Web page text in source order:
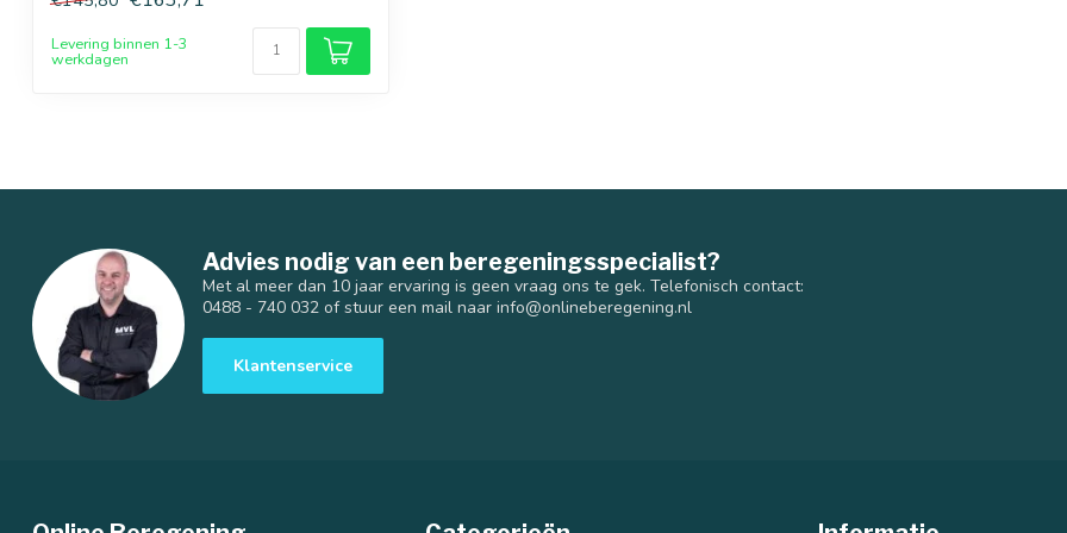
Levering binnen 1-3
werkdagen
Advies nodig van een beregeningsspecialist?
Met al meer dan 10 jaar ervaring is geen vraag ons te gek. Telefonisch contact:
0488 - 740 032 of stuur een mail naar info@onlineberegening.nl
Klantenservice